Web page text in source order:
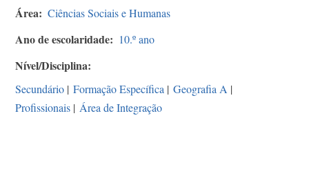
Área Ciências Sociais e Humanas
Ano de escolaridade 10.º ano
Nível/Disciplina
Secundário | Formação Específica | Geografia A |
Profissionais | Área de Integração